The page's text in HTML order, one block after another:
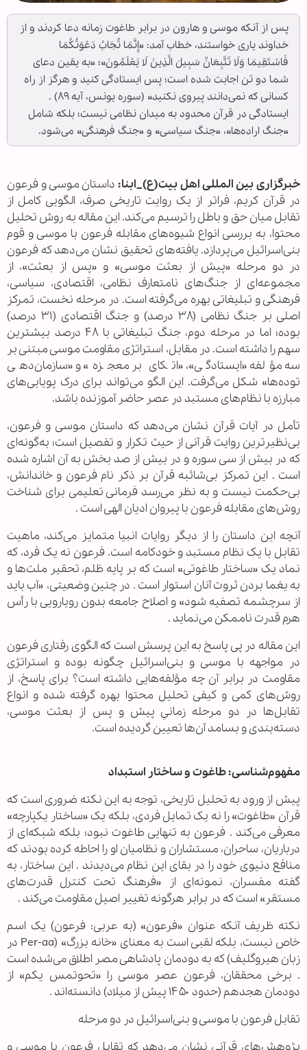
پس از آنکه موسی و هارون در برابر طاغوت زمانه دعا کردند و از
خداوند یاری خواستند، خطاب آمد: «إِنَّمَا تُجَابُ دَعْوَتُکُمَا
فَاسْتَقِیمَا وَلَا تَتَّبِعَانِّ سَبِیلَ الَّذِینَ لَا یَعْلَمُونَ»؛ «به یقین دعای
شما دو تن اجابت شده است؛ پس ایستادگی کنید و هرگز از راه
کسانی که نمی‌دانند پیروی نکنید» (سوره یونس، آیه ۸۹) .
ایستادگی در قرآن محدود به میدان نظامی نیست؛ بلکه شامل
«جنگ اراده‌ها»، «جنگ سیاسی» و «جنگ فرهنگی» می‌شود.
خبرگزاری بین المللی اهل بیت(ع)_ابنا: داستان موسی و فرعون
در قرآن کریم، فراتر از یک روایت تاریخی صرف، الگویی کامل از
تقابل میان حق و باطل را ترسیم می‌کند. این مقاله به روش تحلیل
محتوا، به بررسی انواع شیوه‌های مقابله فرعون با موسی و قوم
بنی‌اسرائیل می‌پردازد. یافته‌های تحقیق نشان می‌دهد که فرعون
در دو مرحله «پیش از بعثت موسی» و «پس از بعثت»، از
مجموعه‌ای از جنگ‌های نامتعارف نظامی، اقتصادی، سیاسی،
فرهنگی و تبلیغاتی بهره می‌گرفته است. در مرحله نخست، تمرکز
اصلی بر جنگ نظامی (۳۸ درصد) و جنگ اقتصادی (۳۱ درصد)
بوده؛ اما در مرحله دوم، جنگ تبلیغاتی با ۴۸ درصد بیشترین
سهم را داشته است. در مقابل، استراتژی مقاومت موسی مبتنی بر
سه مؤلفه «ایستادگی»، «اتکای بر معجزه» و «سازمان‌دهی
توده‌ها» شکل می‌گرفت. این الگو می‌تواند برای درک پویایی‌های
مبارزه با نظام‌های مستبد در عصر حاضر آموزنده باشد.
تأمل در آیات قرآن نشان می‌دهد که داستان موسی و فرعون،
بی‌نظیرترین روایت قرآنی از حیث تکرار و تفصیل است؛ به‌گونه‌ای
که در بیش از سی سوره و در بیش از صد بخش به آن اشاره شده
است . این تمرکز بی‌شائبه قرآن بر ذکر نام فرعون و خاندانش،
بی‌حکمت نیست و به نظر می‌رسد فرمانی تعلیمی برای شناخت
روش‌های مقابله فرعون با پیروان ادیان الهی است .
آنچه این داستان را از دیگر روایات انبیا متمایز می‌کند، ماهیت
تقابل با یک نظام مستبد و خودکامه است. فرعون نه یک فرد، که
نماد یک «ساختار طاغوتی» است که بر پایه ظلم، تحقیر ملت‌ها و
به یغما بردن ثروت آنان استوار است . در چنین وضعیتی، «آب باید
از سرچشمه تصفیه شود» و اصلاح جامعه بدون رویارویی با رأس
هرم قدرت ناممکن می‌نماید .
این مقاله در پی پاسخ به این پرسش است که الگوی رفتاری فرعون
در مواجهه با موسی و بنی‌اسرائیل چگونه بوده و استراتژی
مقاومت در برابر آن چه مؤلفه‌هایی داشته است؟ برای پاسخ، از
روش‌های کمی و کیفی تحلیل محتوا بهره گرفته شده و انواع
تقابل‌ها در دو مرحله زمانیِ پیش و پس از بعثت موسی،
دسته‌بندی و بسامد آن‌ها تعیین گردیده است.
مفهوم‌شناسی: طاغوت و ساختار استبداد
پیش از ورود به تحلیل تاریخی، توجه به این نکته ضروری است که
قرآن «طاغوت» را نه یک تمایل فردی، بلکه یک «ساختار یکپارچه»
معرفی می‌کند . فرعون به تنهایی طاغوت نبود؛ بلکه شبکه‌ای از
درباریان، ساحران، مستشاران و نظامیان او را احاطه کرده بودند که
منافع دنیوی خود را در بقای این نظام می‌دیدند . این ساختار، به
گفته مفسران، نمونه‌ای از «فرهنگ تحت کنترل قدرت‌های
مستقر» است که در برابر هرگونه تغییر اصیل مقاومت می‌کند .
نکته ظریف آنکه عنوان «فرعون» (به عربی: فرعون) یک اسم
خاص نیست، بلکه لقبی است به معنای «خانه بزرگ» (Per-aa در
زبان هیروگلیف) که به دودمان پادشاهی مصر اطلاق می‌شده است
. برخی محققان، فرعون عصر موسی را «تحوتمس یکم» از
دودمان هجدهم (حدود ۱۴۵۰ پیش از میلاد) دانسته‌اند .
تقابل فرعون با موسی و بنی‌اسرائیل در دو مرحله